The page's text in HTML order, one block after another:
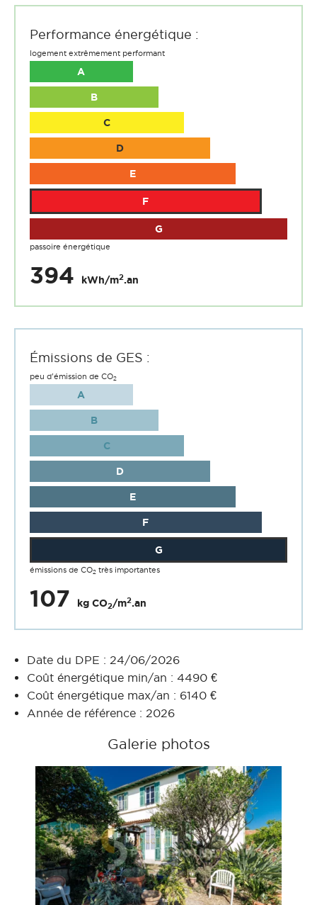
Performance énergétique :
logement extrêmement performant
A
B
C
D
E
F
G
passoire énergétique
394 kWh/m2.an
Émissions de GES :
peu d'émission de CO2
A
B
C
D
E
F
G
émissions de CO2 très importantes
107 kg CO2/m2.an
Date du DPE : 24/06/2026
Coût énergétique min/an : 4490 €
Coût énergétique max/an : 6140 €
Année de référence : 2026
Galerie photos